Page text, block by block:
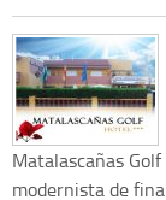
Matalascañas
modernista de